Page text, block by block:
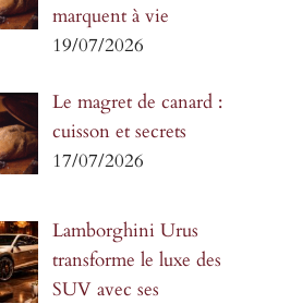
marquent à vie
19/07/2026
Le magret de canard :
cuisson et secrets
17/07/2026
Lamborghini Urus
transforme le luxe des
SUV avec ses